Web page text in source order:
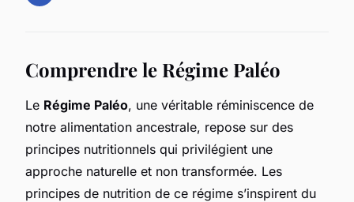
Comprendre le Régime Paléo
Le Régime Paléo, une véritable réminiscence de
notre alimentation ancestrale, repose sur des
principes nutritionnels qui privilégient une
approche naturelle et non transformée. Les
principes de nutrition de ce régime s’inspirent du